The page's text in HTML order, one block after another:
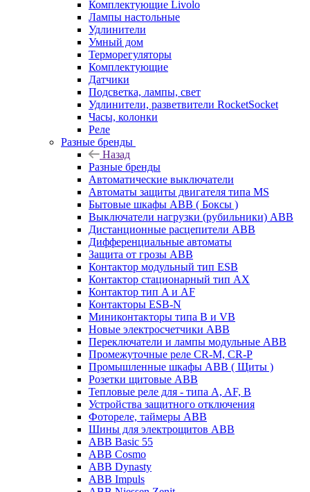
Комплектующие Livolo
Лампы настольные
Удлинители
Умный дом
Терморегуляторы
Комплектующие
Датчики
Подсветка, лампы, свет
Удлинители, разветвители RocketSocket
Часы, колонки
Реле
Разные бренды
Назад
Разные бренды
Автоматические выключатели
Автоматы защиты двигателя типа MS
Бытовые шкафы ABB ( Боксы )
Выключатели нагрузки (рубильники) ABB
Дистанционные расцепители ABB
Дифференциальные автоматы
Защита от грозы ABB
Контактор модульный тип ESB
Контактор стационарный тип AX
Контактор тип A и AF
Контакторы ESB-N
Миниконтакторы типа B и VB
Новые электросчетчики ABB
Переключатели и лампы модульные ABB
Промежуточные реле CR-M, CR-P
Промышленные шкафы ABB ( Щиты )
Розетки щитовые ABB
Тепловые реле для - типа A, AF, B
Устройства защитного отключения
Фотореле, таймеры ABB
Шины для электрощитов АВВ
ABB Basic 55
ABB Cosmo
ABB Dynasty
ABB Impuls